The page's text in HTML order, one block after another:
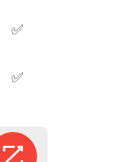
✅
✅